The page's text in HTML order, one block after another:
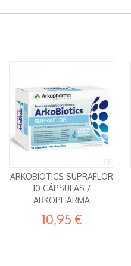
ARKOBIOTICS SUPRAFLOR
10 CÁPSULAS /
ARKOPHARMA
10,95 €